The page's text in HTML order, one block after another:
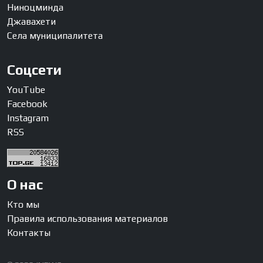
Ниноцминда
Джавахети
Села муниципалитета
Соцсети
YouTube
Facebook
Instagram
RSS
О нас
Кто мы
Правила использования материалов
Контакты